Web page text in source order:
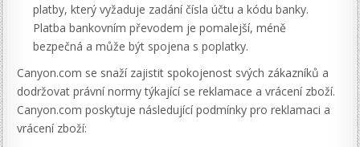
platby, který vyžaduje zadání čísla účtu a kódu banky.
Platba bankovním převodem je pomalejší, méně
bezpečná a může být spojena s poplatky.
Canyon.com se snaží zajistit spokojenost svých zákazníků a
dodržovat právní normy týkající se reklamace a vrácení zboží.
Canyon.com poskytuje následující podmínky pro reklamaci a
vrácení zboží: